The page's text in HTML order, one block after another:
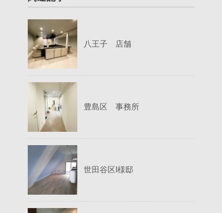
八王子 店舗
豊島区 事務所
世田谷区I様邸